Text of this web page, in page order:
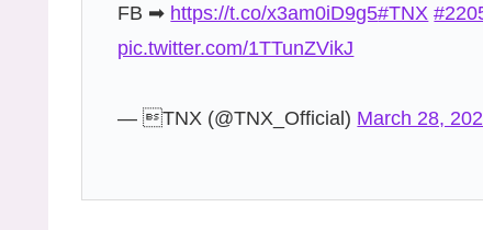
FB ➡ https://t.co/x3am0iD9g5#TNX
pic.twitter.com/1TTunZVikJ
— TNX (@TNX_Official) March 28,